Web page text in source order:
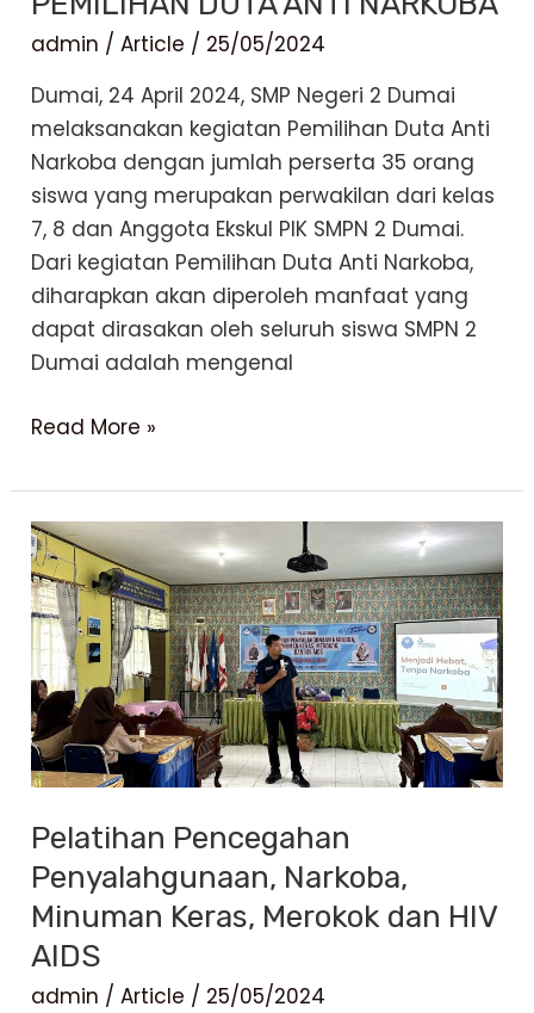
(PISA)
DI
KOTA
DUMAI
admin /Article / 25/05/2024
Dumai, 24 April 2024, SMP Negeri 2 Dumai
melaksanakan kegiatan Pemilihan Duta Anti
Narkoba dengan jumlah perserta 35 orang
siswa yang merupakan perwakilan dari kelas
7, 8 dan Anggota Ekskul PIK SMPN 2 Dumai.
Dari kegiatan Pemilihan Duta Anti Narkoba,
diharapkan akan diperoleh manfaat yang
dapat dirasakan oleh seluruh siswa SMPN 2
Dumai adalah mengenal
PEMILIHAN
ANTI
NARKOBA
Read More »
Pelatihan Pencegahan
Penyalahgunaan, Narkoba,
Minuman Keras, Merokok dan HIV
AIDS
admin /Article / 25/05/2024